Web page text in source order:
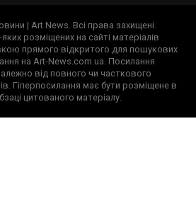
| Art News. Всі права захищені.
розміщених на сайті матеріалів
прямого відкритого для пошукових
на Art-News.com.ua. Посилання
від повного чи часткового
Гіперпосилання має бути розміщене в
цитованого матеріалу.